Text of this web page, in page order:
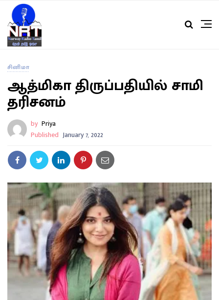
சினிமா
ஆத்மிகா திருப்பதியில் சாமி
தரிசனம்
by Priya
Published January 7, 2022